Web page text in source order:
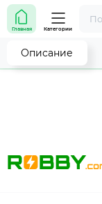
Внимание!
Мы делаем всё
Главная Категории
Описание